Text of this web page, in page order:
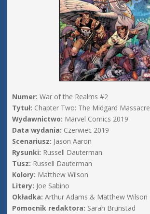
Numer: War of the Realms #2
Tytuł: Chapter Two: The Midgard Massacre
Wydawnictwo: Marvel Comics 2019
Data wydania: Czerwiec 2019
Scenariusz: Jason Aaron
Rysunki: Russell Dauterman
Tusz: Russell Dauterman
Kolory: Matthew Wilson
Litery: Joe Sabino
Okładka: Arthur Adams & Matthew Wilson
Pomocnik redaktora: Sarah Brunstad